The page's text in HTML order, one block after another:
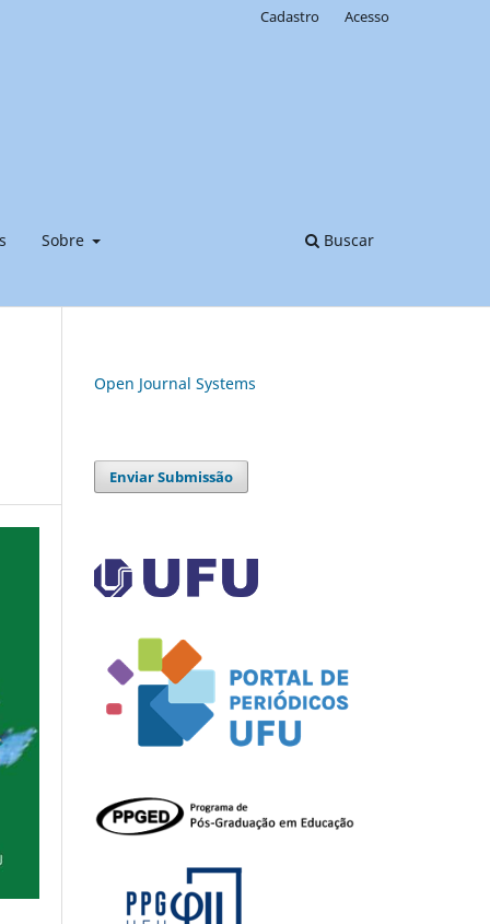
Sobre Buscar
Cadastro Acesso
Open Journal Systems
Enviar Submissão